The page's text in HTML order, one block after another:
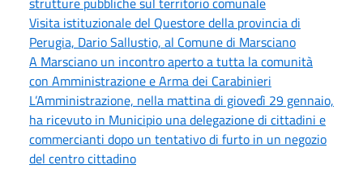
Visita istituzionale del Questore della provincia di
Perugia, Dario Sallustio, al Comune di Marsciano
A Marsciano un incontro aperto a tutta la comunità
con Amministrazione e Arma dei Carabinieri
L’Amministrazione, nella mattina di giovedì 29 gennaio,
ha ricevuto in Municipio una delegazione di cittadini e
commercianti dopo un tentativo di furto in un negozio
del centro cittadino